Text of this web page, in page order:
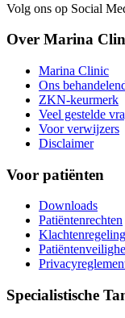
Volg ons op Social
Over Marina
Marina Clinic
Ons
ZKN-keurmerk
Veel gestelde
Voor verwijzers
Disclaimer
Voor patiënten
Downloads
Patiëntenrechten
Klachtenregeling
Specialistische